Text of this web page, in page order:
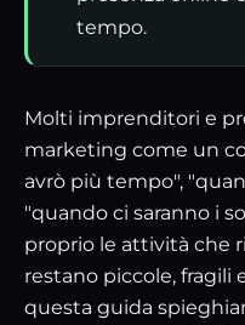
tempo.
Molti imprenditori e
marketing come un
avrò più tempo",
"quando ci saranno i
proprio le attività che
restano piccole, fragili
questa guida